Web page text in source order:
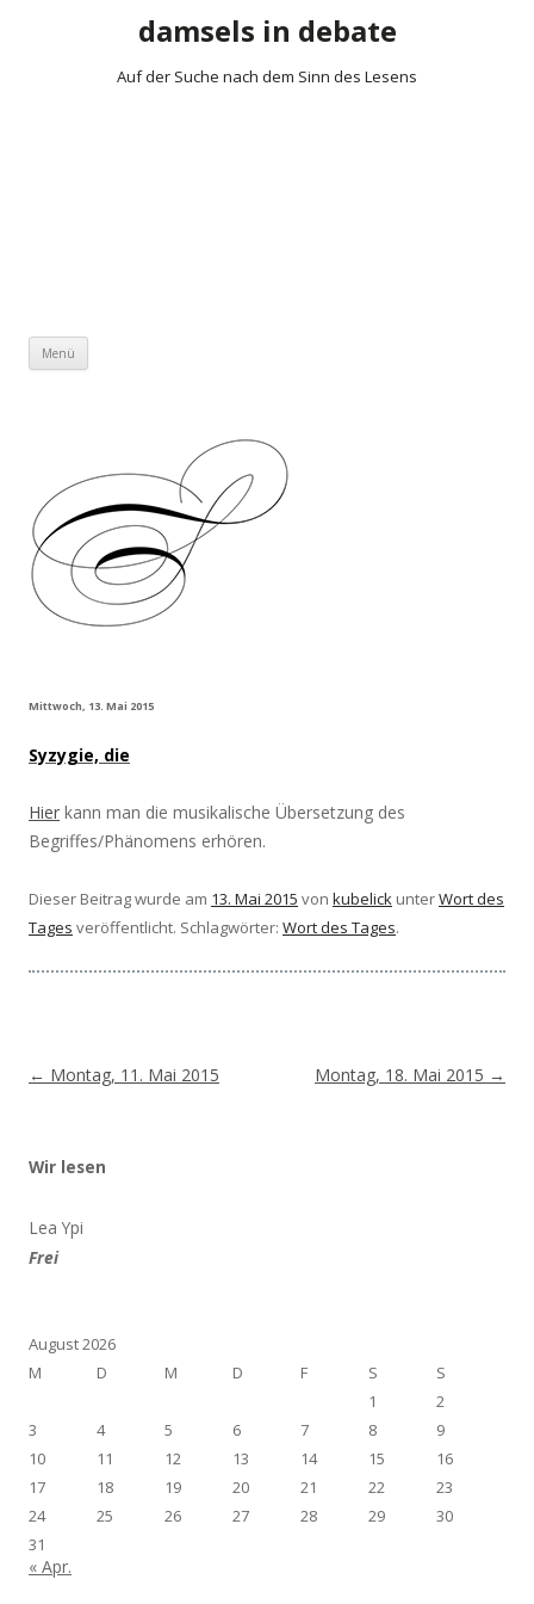
damsels in debate
Auf der Suche nach dem Sinn des Lesens
Menü
Mittwoch, 13. Mai 2015
Syzygie, die
Hier kann man die musikalische Übersetzung des
Begriffes/Phänomens erhören.
Dieser Beitrag wurde am 13. Mai 2015 von kubelick unterWort des
Tages veröffentlicht. Schlagwörter: Wort des Tages.
Beitragsnavigation
← Montag, 11. Mai 2015 Montag, 18. Mai 2015 →
Wir lesen
Lea Ypi
Frei
August 2026
M
D M D F S
S
1
2
3
4 5 6 7 8
9
10
11 12 13 14 15
16
17
18 19 20 21 22
23
24
25 26 27 28 29
30
31
« Apr.